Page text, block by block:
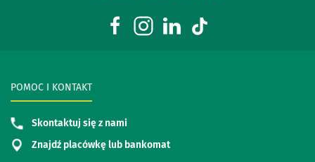
POMOC I KONTAKT
Skontaktuj się z nami
Znajdź placówkę lub bankomat